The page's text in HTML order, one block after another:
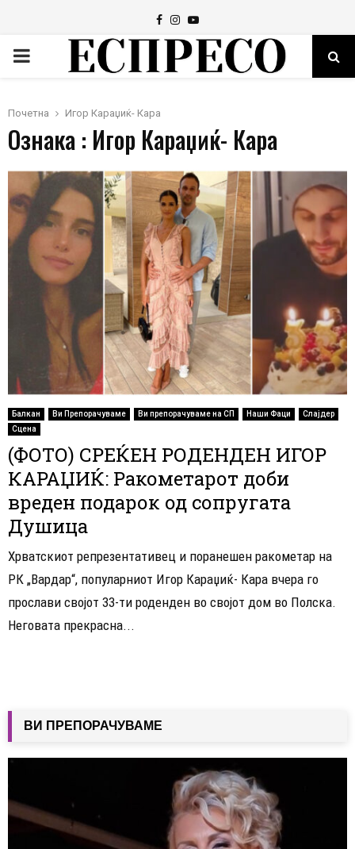
Facebook
Instagram
Youtube
PRIMARY
Почетна Игор Караџиќ- Кара
Ознака : Игор Караџиќ- Кара
Балкан Ви Препорачуваме Ви препорачуваме на СП Наши Фаци
Слајдер
Сцена
(ФОТО) СРЕЌЕН РОДЕНДЕН ИГОР
КАРАЏИЌ: Ракометарот доби
вреден подарок од сопругата
Душица
Хрватскиот репрезентативец и поранешен ракометар на
РК „Вардар“, популарниот Игор Караџиќ- Кара вчера го
прослави својот 33-ти роденден во својот дом во Полска.
Неговата прекрасна...
ВИ ПРЕПОРАЧУВАМЕ